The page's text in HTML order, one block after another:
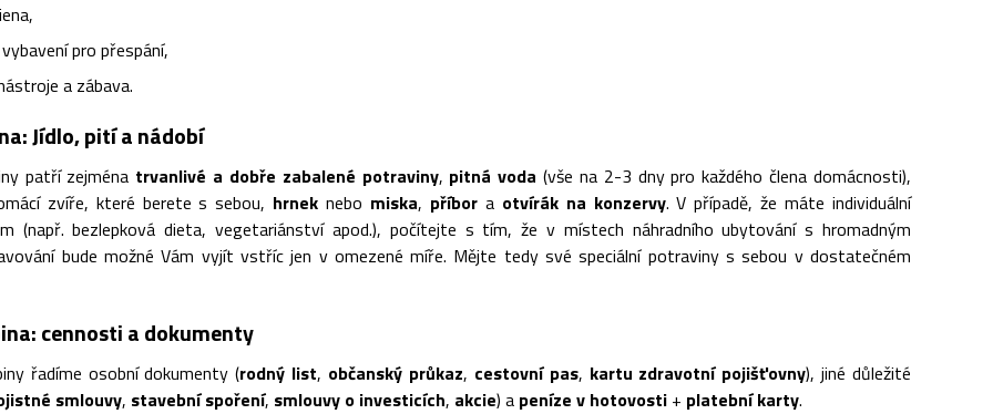
pro přespání,
a zábava.
Jídlo, pití a nádobí
patří zejména trvanlivé a dobře zabalené potraviny, pitná voda (vše na 2-3 dny pro každého člena domácnosti),
zvíře, které berete s sebou, hrnek nebo miska, příbora otvírák na konzervy. V případě, že máte individuální
(např. bezlepková dieta, vegetariánství apod.), počítejte s tím, že v místech náhradního ubytování s hromadným
bude možné Vám vyjít vstříc jen v omezené míře. Mějte tedy své speciální potraviny s sebou v dostatečném
cennosti a dokumenty
řadíme osobní dokumenty (rodný list, občanský průkaz, cestovní pas, kartu zdravotní pojišťovny), jiné důležité
smlouvy, stavební spoření, smlouvy o investicích, akcie) a peníze v hotovosti + platební karty.